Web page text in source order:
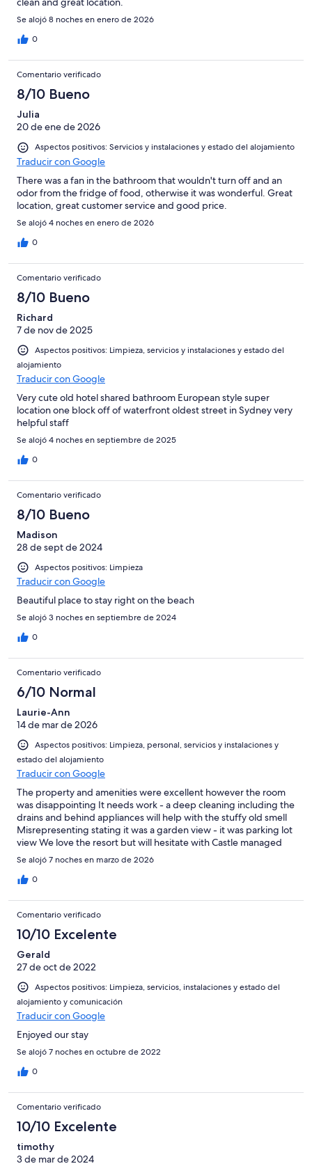
Se alojó 8 noches en enero de 2026
0
Comentario verificado
8/10 Bueno
Julia
20 de ene de 2026
Aspectos positivos: Servicios y instalaciones y estado del alojamiento
Traducir con Google
There was a fan in the bathroom that wouldn't turn off and an
odor from the fridge of food, otherwise it was wonderful. Great
location, great customer service and good price.
Se alojó 4 noches en enero de 2026
0
Comentario verificado
8/10 Bueno
Richard
7 de nov de 2025
Aspectos positivos: Limpieza, servicios y instalaciones y estado del
alojamiento
Traducir con Google
Very cute old hotel shared bathroom European style super
location one block off of waterfront oldest street in Sydney very
helpful staff
Se alojó 4 noches en septiembre de 2025
0
Comentario verificado
8/10 Bueno
Madison
28 de sept de 2024
Aspectos positivos: Limpieza
Traducir con Google
Beautiful place to stay right on the beach
Se alojó 3 noches en septiembre de 2024
0
Comentario verificado
6/10 Normal
Laurie-Ann
14 de mar de 2026
Aspectos positivos: Limpieza, personal, servicios y instalaciones y
estado del alojamiento
Traducir con Google
The property and amenities were excellent however the room
was disappointing It needs work - a deep cleaning including the
drains and behind appliances will help with the stuffy old smell
Misrepresenting stating it was a garden view - it was parking lot
view We love the resort but will hesitate with Castle managed
rooms
Se alojó 7 noches en marzo de 2026
0
Comentario verificado
10/10 Excelente
Gerald
27 de oct de 2022
Aspectos positivos: Limpieza, servicios, instalaciones y estado del
alojamiento y comunicación
Traducir con Google
Enjoyed our stay
Se alojó 7 noches en octubre de 2022
0
Comentario verificado
10/10 Excelente
timothy
3 de mar de 2024